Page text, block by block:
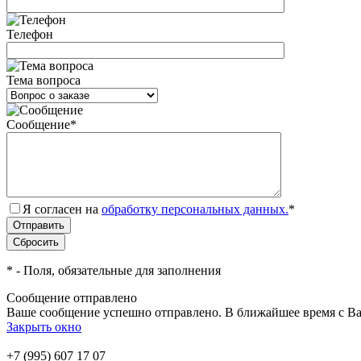
Телефон
Тема вопроса
Сообщение*
Я согласен на обработку персональных данных.*
* - Поля, обязательные для заполнения
Сообщение отправлено
Ваше сообщение успешно отправлено. В ближайшее время с
Закрыть окно
+7 (995) 607 17 07